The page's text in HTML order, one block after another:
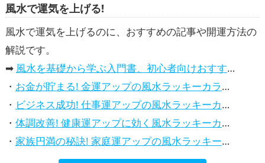
風水で運気を上げる!
風水で運気を上げるのに、おすすめの記事や開運方法の
解説です。
➡ 風水を基礎から学ぶ入門書、初心者向けおすすめ本
・ お金が貯まる! 金運アップの風水ラッキーカラー5選、効果解説
・ ビジネス成功! 仕事運アップの風水ラッキーカラー5選、効果解説
・ 体調改善! 健康運アップに効く風水ラッキーカラー5選、効果と活用法を解説
・ 家族円満の秘訣! 家庭運アップの風水ラッキーカラー5選、効果解説